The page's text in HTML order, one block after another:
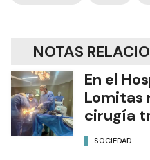
NOTAS
En el
Lomitas
cirugía
SOCIEDAD